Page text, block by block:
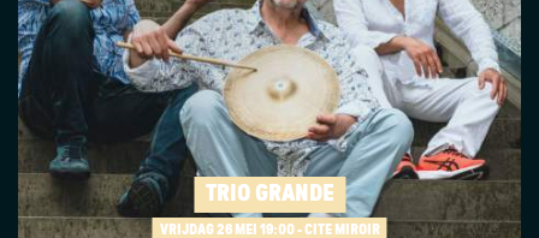
TRIO GRANDE
VRIJDAG 26 MEI 19:00 - CITÉ MIROIR